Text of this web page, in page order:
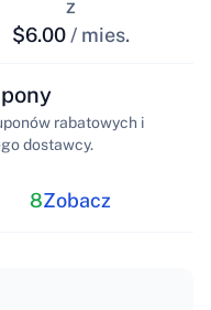
z
$6.00 / mies.
rabatowych i
dostawcy.
8Zobacz